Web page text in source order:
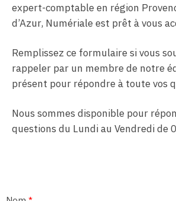
expert-comptable en région
d’Azur, Numériale est prêt à vous
Remplissez ce formulaire si vous
rappeler par un membre de notre
présent pour répondre à toute vos
Nous sommes disponible pour
questions du Lundi au Vendredi de